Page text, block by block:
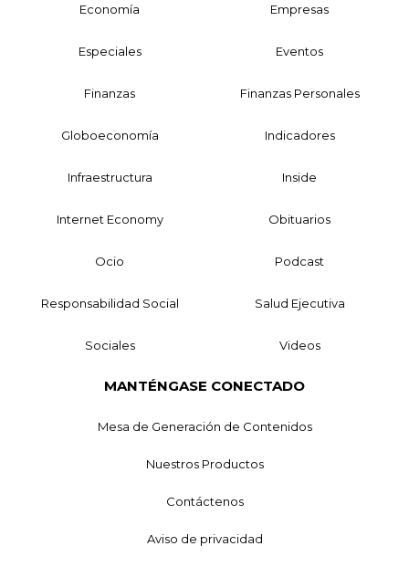
Economía Empresas
Especiales Eventos
Finanzas Finanzas Personales
Globoeconomía Indicadores
Infraestructura Inside
Internet Economy Obituarios
Ocio Podcast
Responsabilidad Social Salud Ejecutiva
Sociales Videos
MANTÉNGASE CONECTADO
Mesa de Generación de Contenidos
Nuestros Productos
Contáctenos
Aviso de privacidad